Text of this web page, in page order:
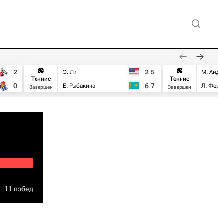
2
0
Теннис
Завершен
Э. Ли
Е. Рыбакина
2 5
6 7
Теннис
Завершен
М.
Л.
11 побед